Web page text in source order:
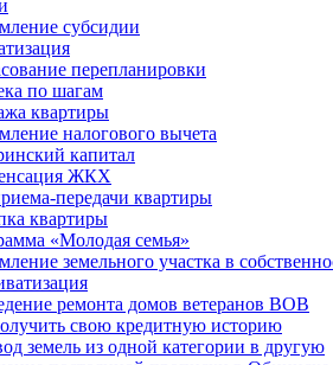
субсидии
перепланировки
по шагам
квартиры
налогового вычета
капитал
ЖКХ
передачи квартиры
квартиры
«Молодая семья»
земельного участка в
ремонта домов ветеранов ВОВ
свою кредитную историю
земель из одной категории в другую